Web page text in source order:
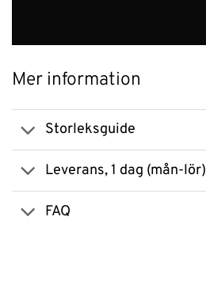
Mer information
Storleksguide
Leverans, 1 dag (mån-lör)
FAQ